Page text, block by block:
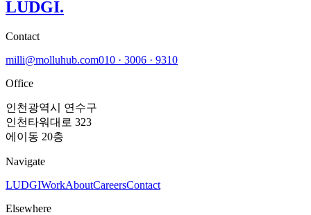
LUDGI.
Contact
milli@molluhub.com010 · 3006 · 9310
Office
인천광역시 연수구
인천타워대로 323
에이동 20층
Navigate
LUDGIWorkAboutCareersContact
Elsewhere